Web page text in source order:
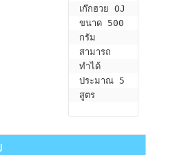
เก๊กฮวย OJ
ขนาด 500
กรัม
สามารถ
ทำได้
ประมาณ 5
สูตร